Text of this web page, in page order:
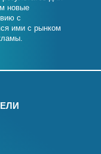
новые
с
ими с рынком